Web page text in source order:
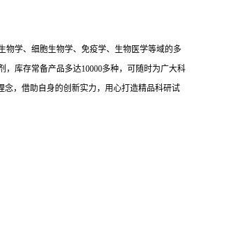
物学、细胞生物学、免疫学、生物医学等域的多
，库存常备产品多达10000多种，可随时为广大科
，借助自身的创新实力，用心打造精品科研试